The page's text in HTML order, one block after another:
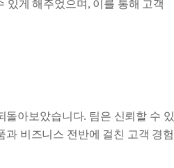
있게 해주었으며, 이를 통해 고객
돌아보았습니다. 팀은 신뢰할 수 있
비즈니스 전반에 걸친 고객 경험